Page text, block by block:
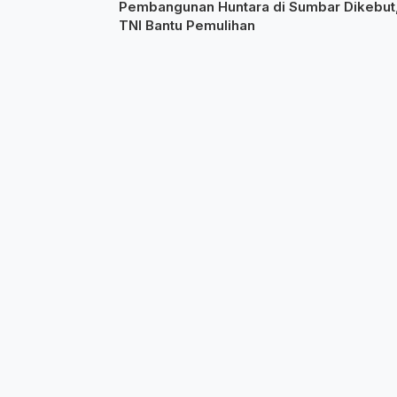
Pembangunan Huntara di Sumbar
TNI Bantu Pemulihan